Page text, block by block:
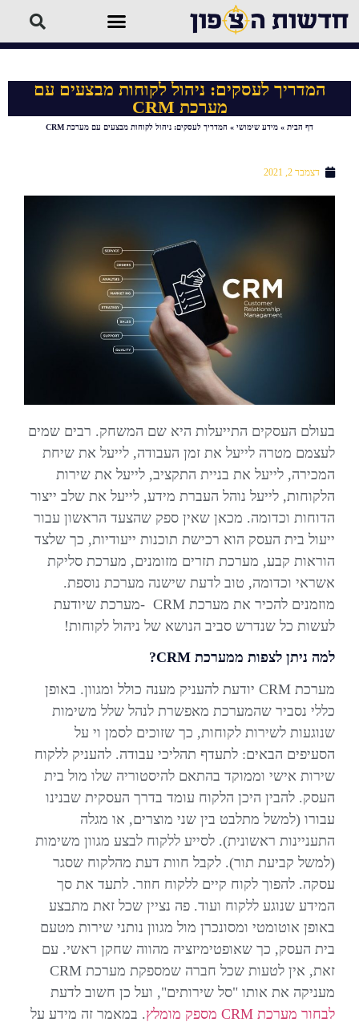
המדריך לעסקים: ניהול לקוחות מבצעים עם
מערכת CRM
דף הבית » מידע שימושי » המדריך לעסקים: ניהול לקוחות מבצעים עם מערכת CRM
דצמבר 2, 2021
בעולם העסקים התייעלות היא שם המשחק. רבים שמים
לעצמם מטרה לייעל את זמן העבודה, לייעל את שיחת
המכירה, לייעל את בניית התקציב, לייעל את שירות
הלקוחות, לייעל נוהל העברת מידע, לייעל את שלב ייצור
הדוחות וכדומה. מכאן שאין ספק שהצעד הראשון עבור
ייעול בית העסק הוא רכישת תוכנות ייעודיות, כך שלצד
הוראות קבע, מערכת תזרים מזומנים, מערכת סליקת
אשראי וכדומה, טוב לדעת שישנה מערכת נוספת.
מוזמנים להכיר את מערכת CRM -מערכת שיודעת
לעשות כל שנדרש סביב הנושא של ניהול לקוחות!
למה ניתן לצפות ממערכת CRM
?
מערכת CRM יודעת להעניק מענה כולל ומגוון. באופן
כללי נסביר שהמערכת מאפשרת לנהל שלל משימות
שנוגעות לשירות לקוחות, כך שזוכים לסמן וי על
הסעיפים הבאים: לתעדף תהליכי עבודה. להעניק ללקוח
שירות אישי וממוקד בהתאם להיסטוריה שלו מול בית
העסק. להבין היכן הלקוח עומד בדרך העסקית שבנינו
עבורו (למשל מתלבט בין שני מוצרים, או מגלה
התעניינות ראשונית). לסייע ללקוח לבצע מגוון משימות
(למשל קביעת תור). לקבל חוות דעת מהלקוח שסגר
עסקה. להפוך לקוח קיים ללקוח חוזר. לתעד את סך
המידע שנוגע ללקוח ועוד. פה נציין שכל זאת מתבצע
באופן אוטומטי ומסונכרן מול מגוון נותני שירות מטעם
בית העסק, כך שאופטימיזציה מהווה שחקן ראשי. עם
זאת, אין לטעות שכל חברה שמספקת מערכת CRM
מעניקה את אותו "סל שירותים", ועל כן חשוב לדעת
לבחור מערכת CRM מספק מומלץ
. במאמר זה מידע על